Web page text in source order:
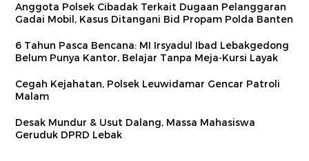
Anggota Polsek Cibadak Terkait Dugaan Pelanggaran
Gadai Mobil, Kasus Ditangani Bid Propam Polda Banten
6 Tahun Pasca Bencana: MI Irsyadul Ibad Lebakgedong
Belum Punya Kantor, Belajar Tanpa Meja-Kursi Layak
Cegah Kejahatan, Polsek Leuwidamar Gencar Patroli
Malam
Desak Mundur & Usut Dalang, Massa Mahasiswa
Geruduk DPRD Lebak